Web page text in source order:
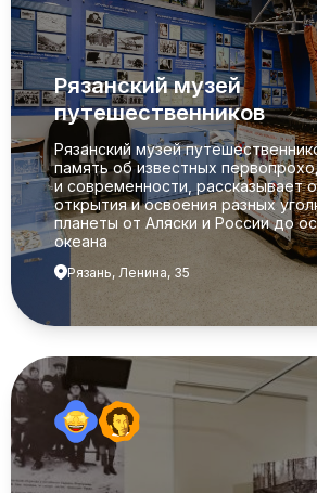
Рязанский музей
путешественников
Рязанский музей
память об известных
и современности, рассказывает
открытия и освоения разных
планеты от Аляски и России до
океана
Рязань, Ленина, 35